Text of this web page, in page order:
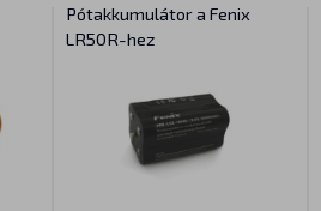
Pótakkumulátor a Fenix
LR50R-hez